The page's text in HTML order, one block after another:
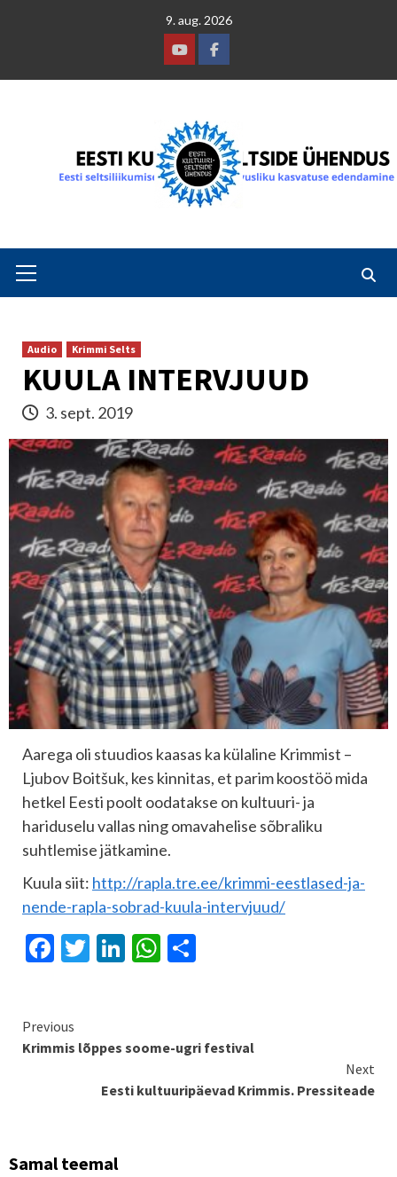
9. aug. 2026
YoutubeFacebook
Menu
Audio Krimmi Selts
KUULA INTERVJUUD
3. sept. 2019
Aarega oli stuudios kaasas ka külaline Krimmist –
Ljubov Boitšuk, kes kinnitas, et parim koostöö mida
hetkel Eesti poolt oodatakse on kultuuri- ja
hariduselu vallas ning omavahelise sõbraliku
suhtlemise jätkamine.
Kuula siit: http://rapla.tre.ee/krimmi-eestlased-ja-
nende-rapla-sobrad-kuula-intervjuud/
Facebook
Twitter
LinkedIn
WhatsApp
Continue
Reading
Previous
Krimmis lõppes soome-ugri festival
Next
Eesti kultuuripäevad Krimmis. Pressiteade
Samal teemal